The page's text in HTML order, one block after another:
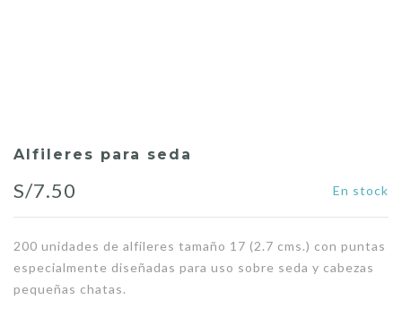
Alfileres para seda
S/7.50 En stock
200 unidades de alfileres tamaño 17 (2.7 cms.) con puntas
especialmente diseñadas para uso sobre seda y cabezas
pequeñas chatas.